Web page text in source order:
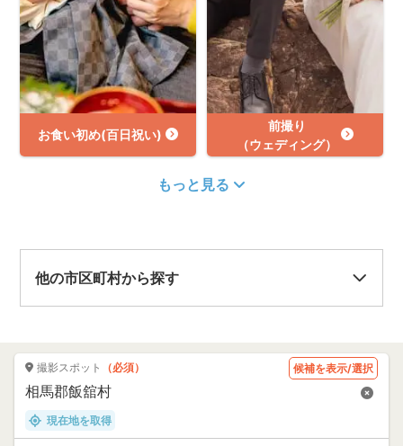
お食い初め(百日祝い)
前撮り
（ウェディング）
もっと見る
他の市区町村から探す
撮影スポット （必須） 候補を表示/選択
現在地を取得